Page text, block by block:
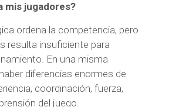
mis jugadores?
ordena la competencia, pero
resulta insuficiente para
En una misma
diferencias enormes de
coordinación, fuerza,
del juego.